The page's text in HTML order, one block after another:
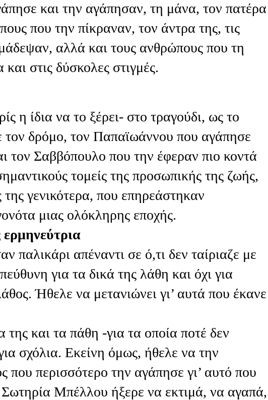
και την αγάπησαν, τη μάνα, τον πατέρα
που την πίκραναν, τον άντρα της, τις
αλλά και τους ανθρώπους που τη
στις δύσκολες στιγμές.
η ίδια να το ξέρει- στο τραγούδι, ως το
τον δρόμο, τον Παπαϊωάννου που αγάπησε
τον Σαββόπουλο που την έφεραν πιο κοντά
τομείς της προσωπικής της ζωής,
γενικότερα, που επηρεάστηκαν
μιας ολόκληρης εποχής.
απέναντι σε ό,τι δεν ταίριαζε με
για τα δικά της λάθη και όχι για
Ήθελε να μετανιώνει γι’ αυτά που έκανε
και τα πάθη -για τα οποία ποτέ δεν
σχόλια. Εκείνη όμως, ήθελε να την
που περισσότερο την αγάπησε γι’ αυτό που
Μπέλλου ήξερε να εκτιμά, να αγαπά,